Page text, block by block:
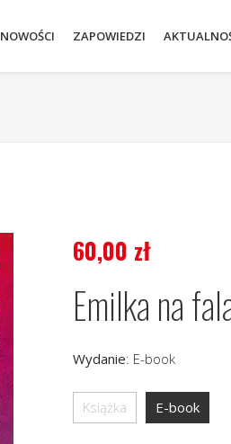
NOWOŚCI ZAPOWIEDZI
60,00 zł
Emilka na
Wydanie: E-book
Książka E-book